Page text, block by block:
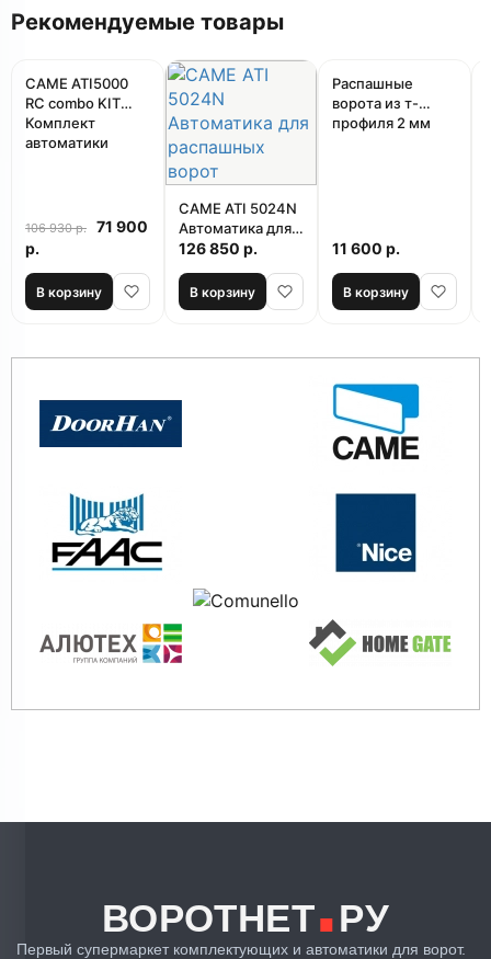
Рекомендуемые товары
Акция
CAME ATI5000
RC combo KIT
Комплект
автоматики
106 930 р.
71 900
р.
В корзину
CAME ATI 5024N
Автоматика для
распашных ворот
126 850 р.
В корзину
Распашные
ворота из т-
профиля 2 мм
11 600 р.
В корзину
ВОРОТНЕТ.РУ
Первый супермаркет комплектующих и автоматики для ворот.